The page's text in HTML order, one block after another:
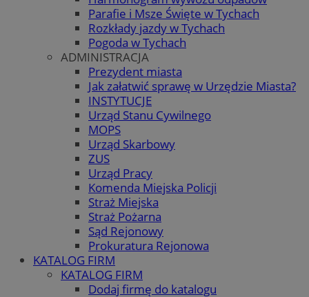
Parafie i Msze Święte w Tychach
Rozkłady jazdy w Tychach
Pogoda w Tychach
ADMINISTRACJA
Prezydent miasta
Jak załatwić sprawę w Urzędzie Miasta?
INSTYTUCJE
Urząd Stanu Cywilnego
MOPS
Urząd Skarbowy
ZUS
Urząd Pracy
Komenda Miejska Policji
Straż Miejska
Straż Pożarna
Sąd Rejonowy
Prokuratura Rejonowa
KATALOG FIRM
KATALOG FIRM
Dodaj firmę do katalogu